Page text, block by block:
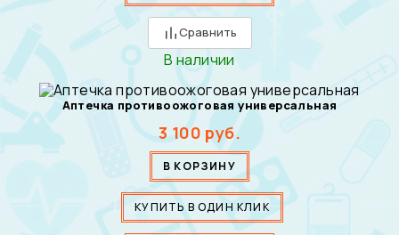
Сравнить
В наличии
Аптечка противоожоговая универсальная
3 100 руб.
В КОРЗИНУ
КУПИТЬ В ОДИН КЛИК